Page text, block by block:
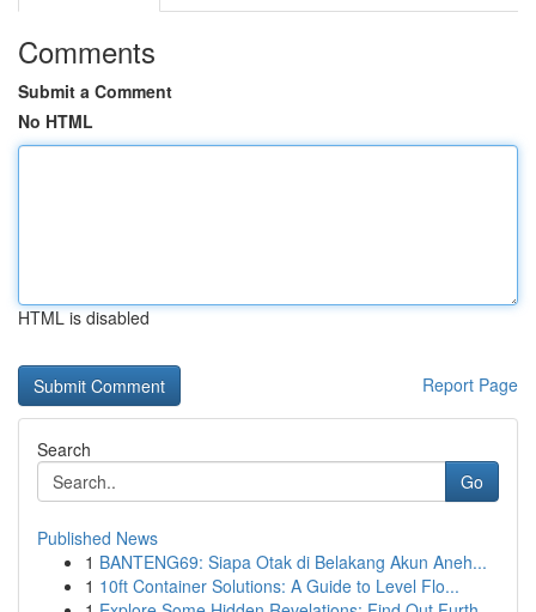
Comments
Submit a Comment
No HTML
HTML is disabled
Report Page
Search
Go
Published News
1 BANTENG69: Siapa Otak di Belakang Akun Aneh...
1 10ft Container Solutions: A Guide to Level Flo...